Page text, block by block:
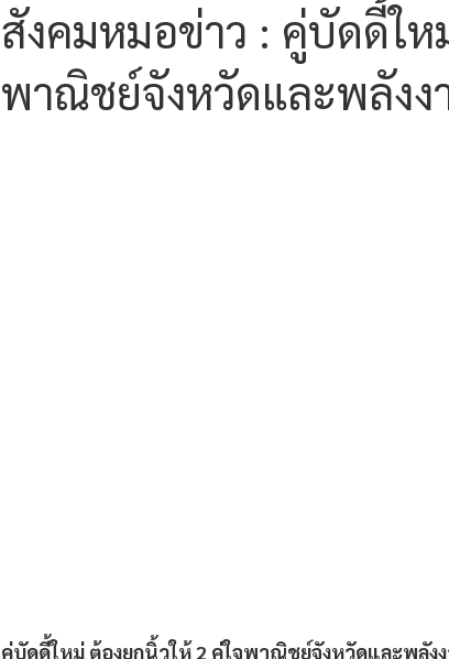
สังคมหมอข่าว : คู่บัดดี้ให
พาณิชย์จังหวัดและพลังง
คู่บัดดี้ใหม่ ต้องยกนิ้วให้ 2 คู่ใจพาณิชย์จังหวัดและพลั